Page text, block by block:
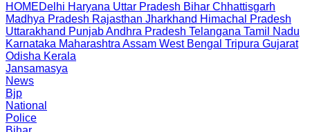
HOMEDelhi Haryana Uttar Pradesh Bihar Chhattisgarh
Madhya Pradesh Rajasthan Jharkhand Himachal Pradesh
Uttarakhand PunjabAndhra Pradesh Telangana Tamil Nadu
Karnataka Maharashtra Assam West Bengal Tripura Gujarat
Odisha Kerala
Jansamasya
News
Bjp
National
Police